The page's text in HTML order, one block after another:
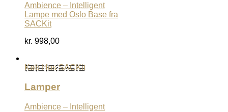
Ambience – Intelligent
Lampe med Oslo Base fra
SACKit
kr. 998,00
Køb Hos SACKit
Lamper
Ambience – Intelligent